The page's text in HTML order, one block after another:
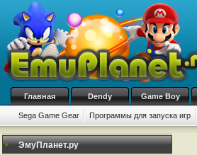
Главная Dendy Game Boy
Sega Game Gear Программы для запуска игр
ЭмуПланет.ру